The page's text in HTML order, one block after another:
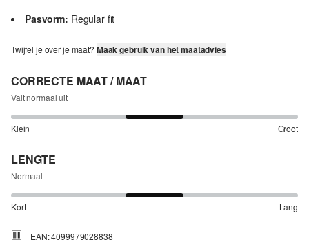
Pasvorm: Regular fit
Twijfel je over je maat? Maak gebruik van het maatadvies
CORRECTE MAAT / MAAT
Valt normaal uit
Klein Groot
LENGTE
Normaal
Kort Lang
EAN: 4099979028838